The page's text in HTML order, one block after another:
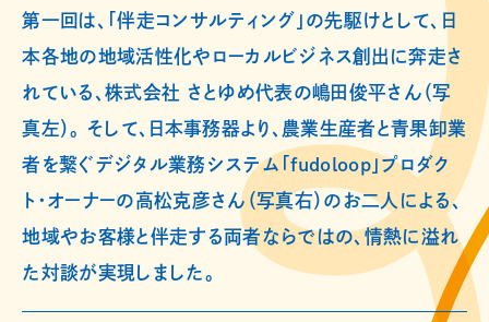
第一回は、「伴走コンサルティング」の先駆けとして、日
本各地の地域活性化やローカルビジネス創出に奔走さ
れている、株式会社 さとゆめ代表の嶋田俊平さん（写
真左）。 そして、日本事務器より、農業生産者と青果卸業
者を繋ぐデジタル業務システム「fudoloop」プロダク
ト・オーナーの高松克彦さん（写真右）のお二人による、
地域やお客様と伴走する両者ならではの、情熱に溢れ
た対談が実現しました。